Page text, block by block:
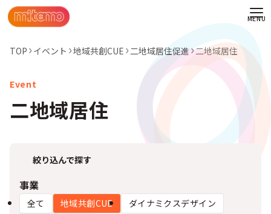
TOP イベント 地域共創CUE 二地域居住促進 二地域居住
二地域居住
絞り込んで探す
事業
全て 地域共創CUE
ダイナミクスデザイン